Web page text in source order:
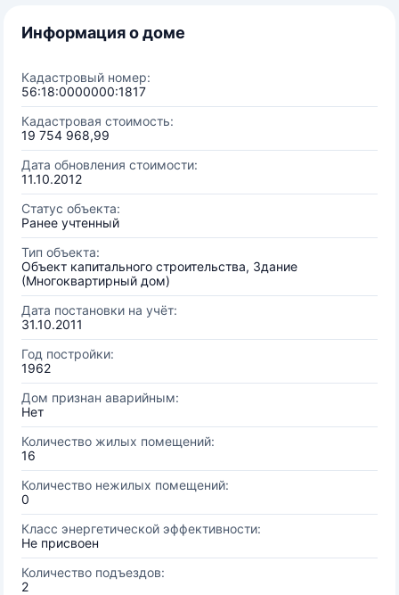
Информация о доме
Кадастровый номер:
56:18:0000000:1817
Кадастровая стоимость:
19 754 968,99
Дата обновления стоимости:
11.10.2012
Статус объекта:
Ранее учтенный
Тип объекта:
Объект капитального строительства, Здание
(Многоквартирный дом)
Дата постановки на учёт:
31.10.2011
Год постройки:
1962
Дом признан аварийным:
Нет
Количество жилых помещений:
16
Количество нежилых помещений:
0
Класс энергетической эффективности:
Не присвоен
Количество подъездов:
2